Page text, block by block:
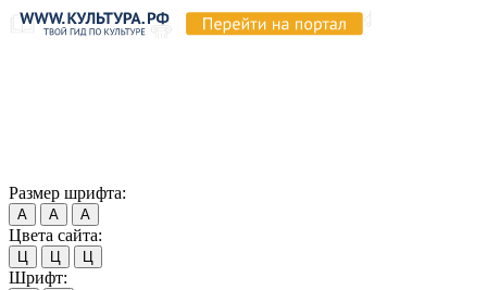
Размер шрифта:
А А А
Цвета сайта:
Ц Ц Ц
Шрифт: